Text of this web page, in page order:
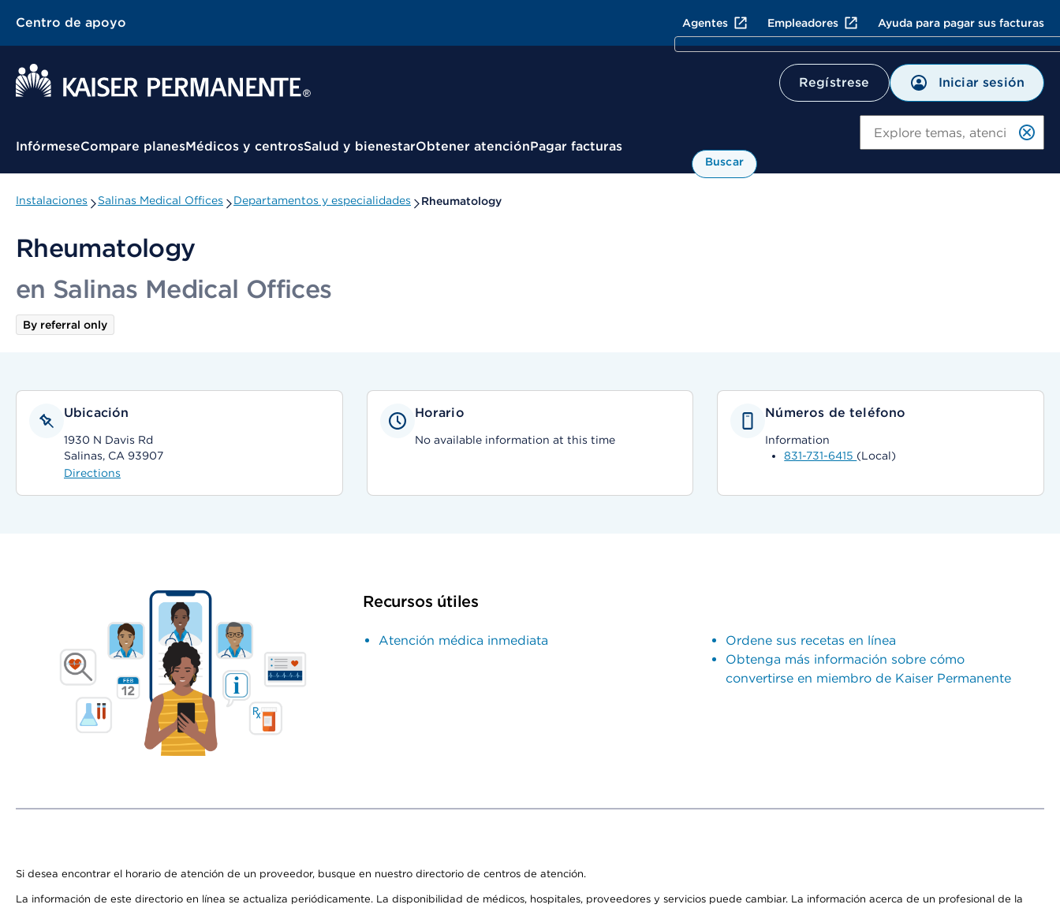
Centro de apoyo Agentes Empleadores Ayuda para pagar sus facturas
Regístrese Iniciar sesión
Menú contextual
InfórmeseCompare planesMédicos y centrosSalud y bienestarObtener atenciónPagar facturas
Buscar
Instalaciones Salinas Medical Offices Departamentos y especialidades Rheumatology
Rheumatology
en Salinas Medical Offices
By referral only
Ubicación
1930 N Davis Rd
Salinas, CA 93907
Directions
Horario
No available information at this time
Números de teléfono
Information
831-731-6415 (Local)
Recursos útiles
Atención médica inmediata
Ordene sus recetas en línea
Obtenga más información sobre cómo
convertirse en miembro de Kaiser Permanente
Si desea encontrar el horario de atención de un proveedor, busque en nuestro directorio de centros de atención.
La información de este directorio en línea se actualiza periódicamente. La disponibilidad de médicos, hospitales, proveedores y servicios puede cambiar. La información acerca de un profesional de la